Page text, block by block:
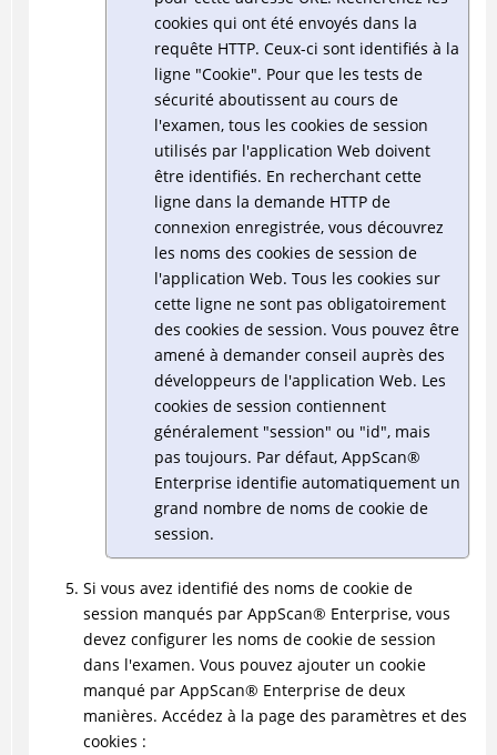
cookies qui ont été envoyés dans la
requête HTTP. Ceux-ci sont identifiés à la
ligne "Cookie". Pour que les tests de
sécurité aboutissent au cours de
l'examen, tous les cookies de session
utilisés par l'application Web doivent
être identifiés. En recherchant cette
ligne dans la demande HTTP de
connexion enregistrée, vous découvrez
les noms des cookies de session de
l'application Web. Tous les cookies sur
cette ligne ne sont pas obligatoirement
des cookies de session. Vous pouvez être
amené à demander conseil auprès des
développeurs de l'application Web. Les
cookies de session contiennent
généralement "session" ou "id", mais
pas toujours. Par défaut, AppScan®
Enterprise identifie automatiquement un
grand nombre de noms de cookie de
session.
Si vous avez identifié des noms de cookie de
session manqués par AppScan® Enterprise, vous
devez configurer les noms de cookie de session
dans l'examen. Vous pouvez ajouter un cookie
manqué par AppScan® Enterprise de deux
manières. Accédez à la page des paramètres et des
cookies :